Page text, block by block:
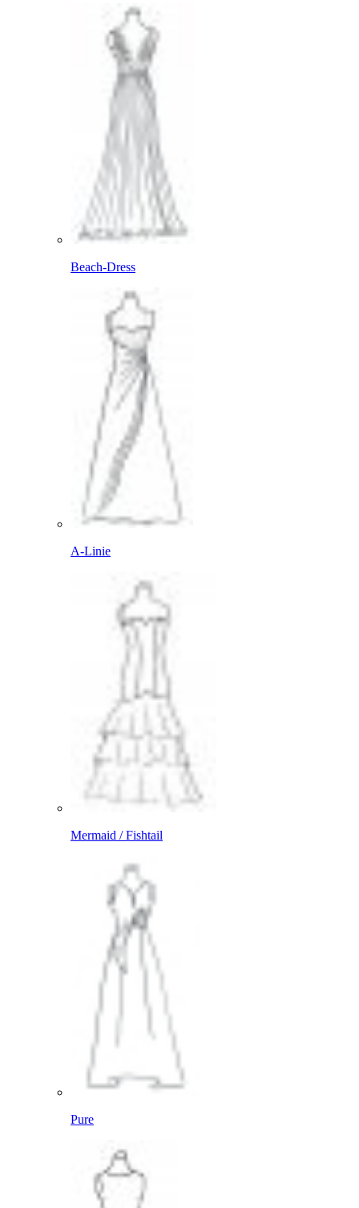
Beach-Dress
A-Linie
Mermaid / Fishtail
Pure